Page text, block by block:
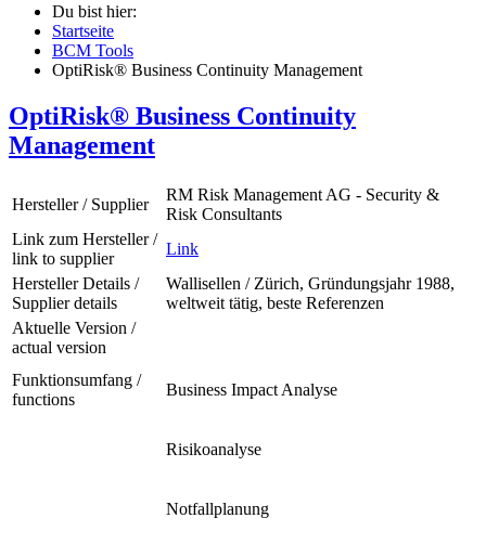
Du bist hier:
Startseite
BCM Tools
OptiRisk® Business Continuity Management
OptiRisk® Business Continuity
Management
Hersteller / Supplier
RM Risk Management AG - Security &
Risk Consultants
Link zum Hersteller /
link to supplier
Link
Hersteller Details /
Supplier details
Wallisellen / Zürich, Gründungsjahr 1988,
weltweit tätig, beste Referenzen
Aktuelle Version /
actual version
Funktionsumfang /
functions
Business Impact Analyse
Risikoanalyse
Notfallplanung